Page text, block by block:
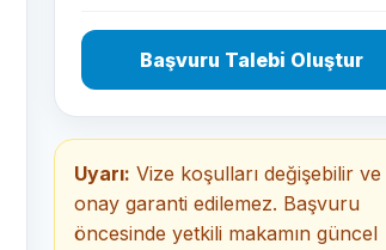
Başvuru Talebi Oluştur
Uyarı: Vize koşulları değişebilir ve
onay garanti edilemez. Başvuru
öncesinde yetkili makamın güncel